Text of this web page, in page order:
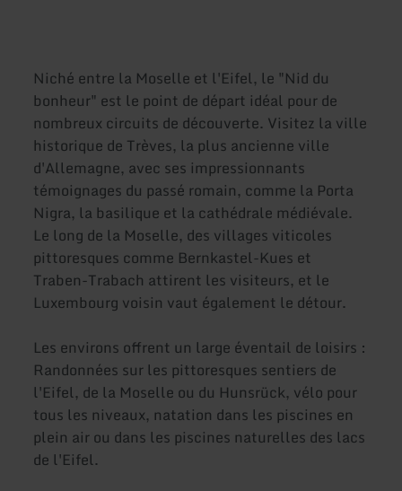
Niché entre la Moselle et l'Eifel, le "Nid du
bonheur" est le point de départ idéal pour de
nombreux circuits de découverte. Visitez la ville
historique de Trèves, la plus ancienne ville
d'Allemagne, avec ses impressionnants
témoignages du passé romain, comme la Porta
Nigra, la basilique et la cathédrale médiévale.
Le long de la Moselle, des villages viticoles
pittoresques comme Bernkastel-Kues et
Traben-Trabach attirent les visiteurs, et le
Luxembourg voisin vaut également le détour.
Les environs offrent un large éventail de loisirs :
Randonnées sur les pittoresques sentiers de
l'Eifel, de la Moselle ou du Hunsrück, vélo pour
tous les niveaux, natation dans les piscines en
plein air ou dans les piscines naturelles des lacs
de l'Eifel.